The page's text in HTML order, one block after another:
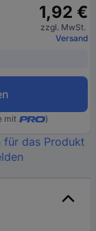
1,92 €
zzgl. MwSt.
Versand
mit )
für das Produkt